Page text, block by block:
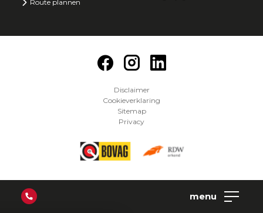
menu
Route plannen
Disclaimer
Cookieverklaring
Sitemap
Privacy